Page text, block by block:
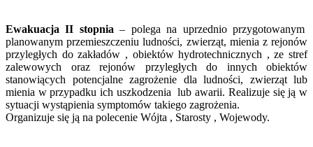
Ewakuacja II stopnia – polega na uprzednio przygotowanym
planowanym przemieszczeniu ludności, zwierząt, mienia z rejonów
przyległych do zakładów , obiektów hydrotechnicznych , ze stref
zalewowych oraz rejonów przyległych do innych obiektów
stanowiących potencjalne zagrożenie dla ludności, zwierząt lub
mienia w przypadku ich uszkodzenia lub awarii. Realizuje się ją w
sytuacji wystąpienia symptomów takiego zagrożenia.
Organizuje się ją na polecenie Wójta , Starosty , Wojewody.